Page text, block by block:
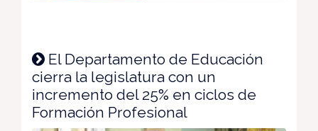
El Departamento de Educación
cierra la legislatura con un
incremento del 25% en ciclos de
Formación Profesional